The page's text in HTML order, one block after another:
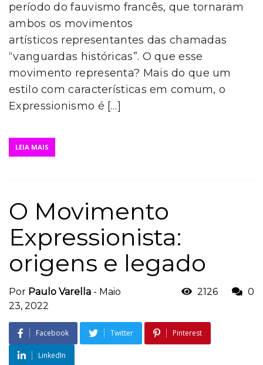
período do fauvismo francês, que tornaram
ambos os movimentos
artísticos representantes das chamadas
“vanguardas históricas”. O que esse
movimento representa? Mais do que um
estilo com características em comum, o
Expressionismo é […]
LEIA MAIS
O Movimento
Expressionista:
origens e legado
Por Paulo Varella - Maio
23, 2022
2126 0
Facebook Twitter Pinterest
LinkedIn